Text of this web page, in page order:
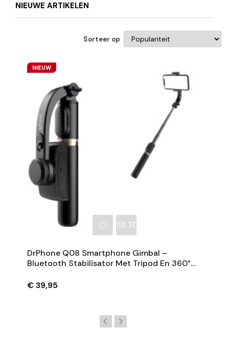
NIEUWE ARTIKELEN
Sorteer op
NIEUW
TOEVOEGEN AAN
DrPhone Q08 Smartphone Gimbal –
Bluetooth Stabilisator Met Tripod En 360°
€ 39,95